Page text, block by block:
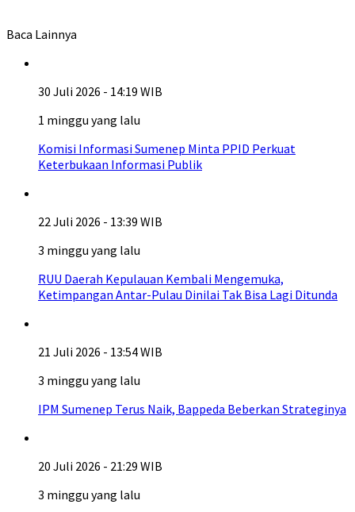
Baca Lainnya
30 Juli 2026 - 14:19 WIB
1 minggu yang lalu
Komisi Informasi Sumenep Minta PPID Perkuat
Keterbukaan Informasi Publik
22 Juli 2026 - 13:39 WIB
3 minggu yang lalu
RUU Daerah Kepulauan Kembali Mengemuka,
Ketimpangan Antar-Pulau Dinilai Tak Bisa Lagi Ditunda
21 Juli 2026 - 13:54 WIB
3 minggu yang lalu
IPM Sumenep Terus Naik, Bappeda Beberkan Strateginya
20 Juli 2026 - 21:29 WIB
3 minggu yang lalu